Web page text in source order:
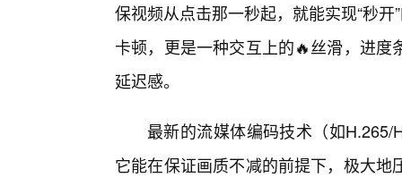
保视频从点击那一秒起，就能实现“秒
卡顿，更是一种交互上的🔥丝滑，进
延迟感。
最新的流媒体编码技术（如
它能在保证画质不减的前提下，极大